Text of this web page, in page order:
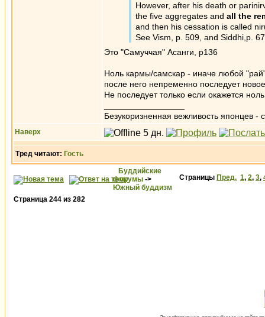
However, after his death or
the five aggregates and all the
and then his cessation is called
See Vism, p. 509, and Siddhi,p.
Это "Самуччая" Асанги, p136
Ноль кармы/самскар - иначе любой
после него непременно последует
Не последует только если окажется
Безукоризненная вежливость японцев -
Наверх
Тред читают: Гость
Буддийские
форумы ->
Южный буддизм
Страницы Пред. 1, 2, 3,
Страница 244 из 282